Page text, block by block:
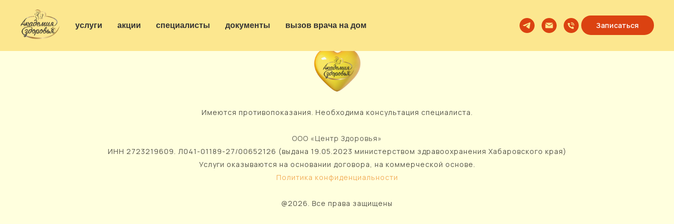
услуги акции специалисты документы вызов врача на дом Записаться
Имеются противопоказания. Необходима консультация специалиста.
ООО «Центр Здоровья»
ИНН 2723219609. Л041-01189-27/00652126 (выдана 19.05.2023 министерством здравоохранения Хабаровского края)
Услуги оказываются на основании договора, на коммерческой основе.
Политика конфиденциальности
@2026. Все права защищены